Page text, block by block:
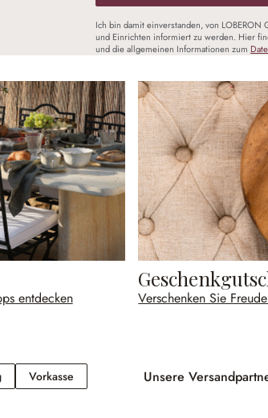
Ich bin damit einverstanden, von LOBERON
und Einrichten informiert zu werden. Hier
und die allgemeinen Informationen zum
entdecken Verschenken Sie
Ratenzahlung
VorkasseVorkasse Unsere